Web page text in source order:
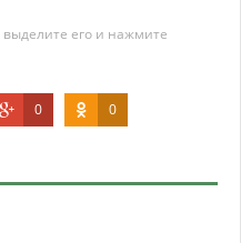
его и нажмите
0 0